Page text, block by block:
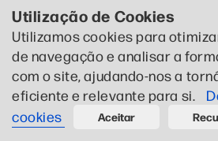
© 2020 CTCP . Todos os direitos
Privacidade
Designed by CTCP Criativo
Utilização de Cookies
Utilizamos cookies para
de navegação e analisar a
com o site, ajudando-nos a
eficiente e relevante para si.
cookies